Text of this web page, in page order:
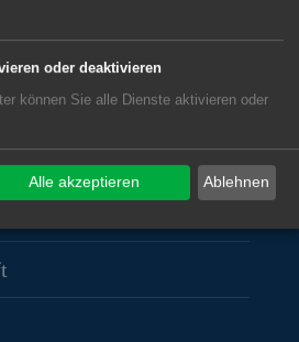
oder deaktivieren
können Sie alle Dienste aktivieren oder
Ablehnen
Alle akzeptieren